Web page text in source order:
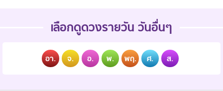
เลือกดูดวงรายวัน วันอื่นๆ
อา. จ. อ. พ. พฤ. ศ. ส.